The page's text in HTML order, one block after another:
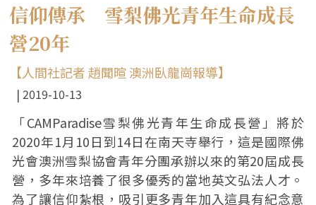
信仰傳承 雪梨佛光青年生命成長
營20年
【人間社記者 趙聞暄 澳洲臥龍崗報導】
2019-10-13
「CAMParadise雪梨佛光青年生命成長營」將於
2020年1月10日到14日在南天寺舉行，這是國際佛
光會澳洲雪梨協會青年分團承辦以來的第20屆成長
營，多年來培養了很多優秀的當地英文弘法人才。
為了讓信仰紮根，吸引更多青年加入這具有紀念意